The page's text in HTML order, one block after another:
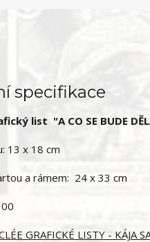
specifikace
list "A CO SE BUDE
13 x 18 cm
a rámem: 24 x 33 cm
GRAFICKÉ LISTY - KÁJA